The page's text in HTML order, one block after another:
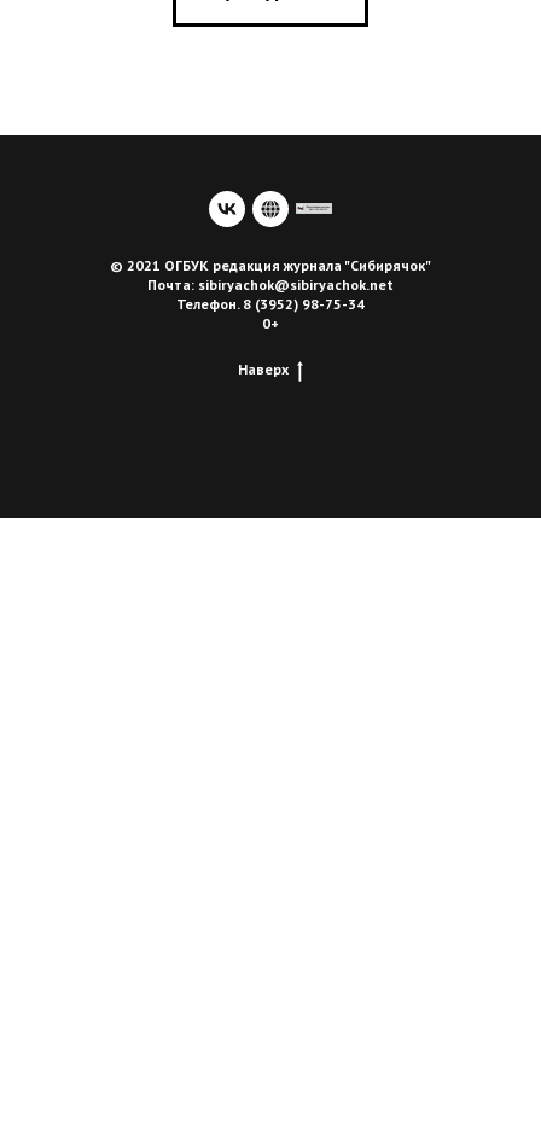
© 2021 ОГБУК редакция журнала "Сибирячок"
Почта: sibiryachok@sibiryachok.net
Телефон. 8 (3952) 98-75-34
0+
Наверх